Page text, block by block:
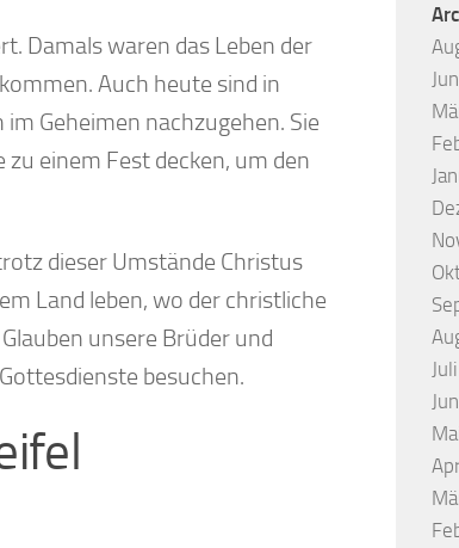
Damals waren das Leben der
Auch heute sind in
Geheimen nachzugehen. Sie
einem Fest decken, um den
dieser Umstände Christus
Land leben, wo der christliche
unsere Brüder und
besuchen.